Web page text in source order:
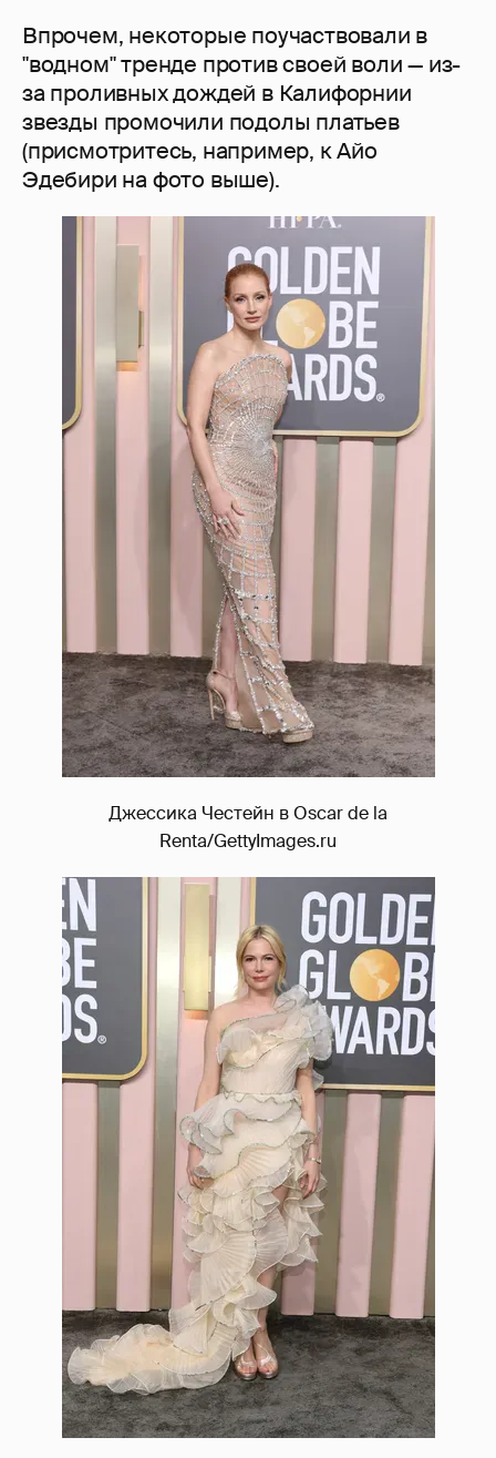
Впрочем, некоторые поучаствовали в
"водном" тренде против своей воли — из-
за проливных дождей в Калифорнии
звезды промочили подолы платьев
(присмотритесь, например, к Айо
Эдебири на фото выше).
Джессика Честейн в Oscar de la
Renta/GettyImages.ru